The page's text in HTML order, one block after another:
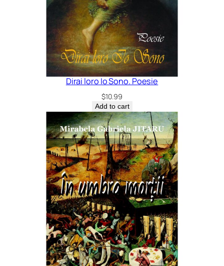
Dirai loro Io Sono. Poesie
$10.99
Add to cart